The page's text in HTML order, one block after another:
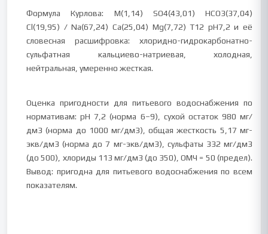
Формула Курлова: M(1,14) SO4(43,01) HCO3(37,04)
Cl(19,95) / Na(67,24) Ca(25,04) Mg(7,72) T12 pH7,2 и её
словесная расшифровка: хлоридно-гидрокарбонатно-
сульфатная кальциево-натриевая, холодная,
нейтральная, умеренно жесткая.
Оценка пригодности для питьевого водоснабжения по
нормативам: pH 7,2 (норма 6–9), сухой остаток 980 мг/
дм3 (норма до 1000 мг/дм3), общая жесткость 5,17 мг-
экв/дм3 (норма до 7 мг-экв/дм3), сульфаты 332 мг/дм3
(до 500), хлориды 113 мг/дм3 (до 350), ОМЧ = 50 (предел).
Вывод: пригодна для питьевого водоснабжения по всем
показателям.